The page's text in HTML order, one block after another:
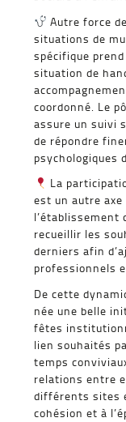
Autre force
situations de
spécifique
situation de
coordonné. Le
assure un suivi
de répondre
psychologiques
La
est un autre axe
l’établissement
recueillir les
derniers afin
professionnels
De cette
née une belle
fêtes
lien souhaités
temps
relations entre
différents sites
cohésion et à